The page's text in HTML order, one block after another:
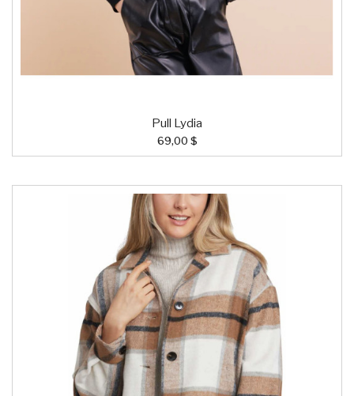
Pull Lydia
69,00 $